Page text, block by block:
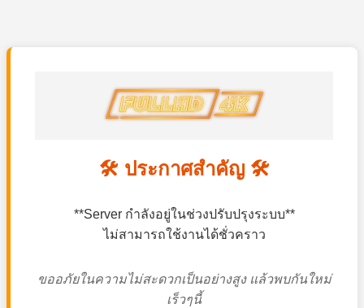
🛠️ ประกาศสำคัญ 🛠️
**Server กำลังอยู่ในช่วงปรับปรุงระบบ**
ไม่สามารถใช้งานได้ชั่วคราว
ขออภัยในความไม่สะดวกเป็นอย่างสูง แล้วพบกันใหม่
เร็วๆนี้